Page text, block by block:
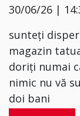
30/06/26 |
sunteți
magazin
doriți numai
nimic nu vă
doi bani